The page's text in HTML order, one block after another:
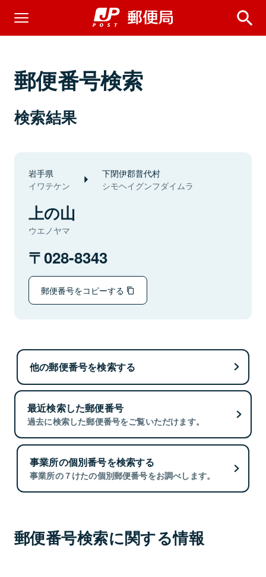
郵便番号検索
検索結果
岩手県
イワテケン
下閉伊郡普代村
シモヘイグンフダイムラ
上の山
ウエノヤマ
028-8343
郵便番号をコピーする
他の郵便番号を検索する
最近検索した郵便番号
過去に検索した郵便番号をご覧いただけます。
事業所の個別番号を検索する
事業所の７けたの個別郵便番号をお調べします。
郵便番号検索に関する情報